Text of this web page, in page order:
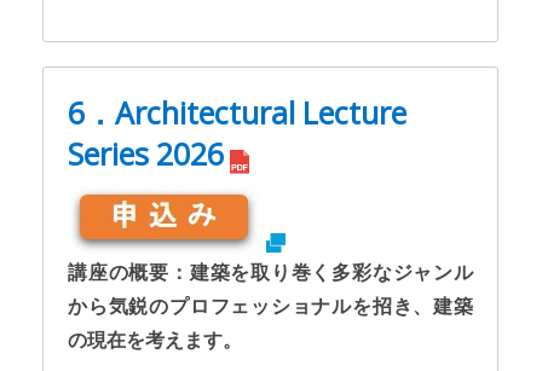
6．Architectural Lecture
Series 2026
講座の概要：建築を取り巻く多彩なジャンル
から気鋭のプロフェッショナルを招き、建築
の現在を考えます。